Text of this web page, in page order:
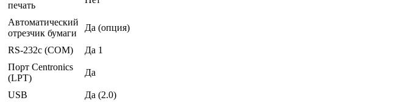
печать
Автоматический
отрезчик бумаги
Да (опция)
RS-232c (COM)
Да 1
Порт Centronics
(LPT)
Да
USB
Да (2.0)